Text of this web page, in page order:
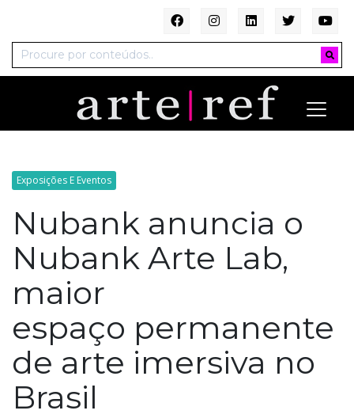
Exposições E Eventos
Nubank anuncia o
Nubank Arte Lab,
maior
espaço permanente
de arte imersiva no
Brasil